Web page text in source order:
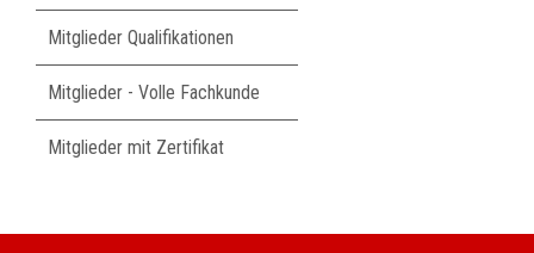
Mitglieder Qualifikationen
Mitglieder - Volle Fachkunde
Mitglieder mit Zertifikat